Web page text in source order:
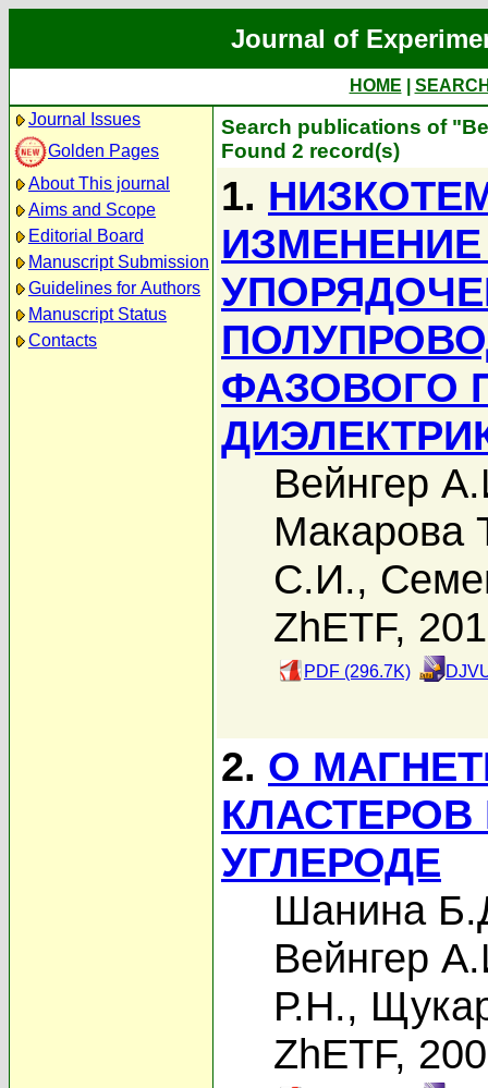
Journal of
HOME
Journal Issues
Golden Pages
About This journal
Aims and Scope
Editorial Board
Manuscript Submission
Guidelines for Authors
Manuscript Status
Contacts
Search publications of
Found 2 record(s)
1.
ФАЗОВОГО
Вейнгер
Макарова
С.И.,
ZhETF,
PDF (296.7K)
2. О
УГЛЕРОДЕ
Шанина
Вейнгер
Р.Н.,
ZhETF,